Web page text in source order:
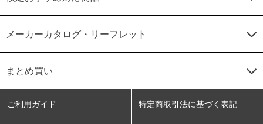
メーカーカタログ・リーフレット
まとめ買い
ご利用ガイド 特定商取引法に基づく表記